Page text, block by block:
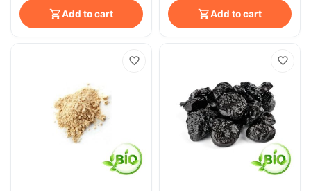
Add to cart Add to cart